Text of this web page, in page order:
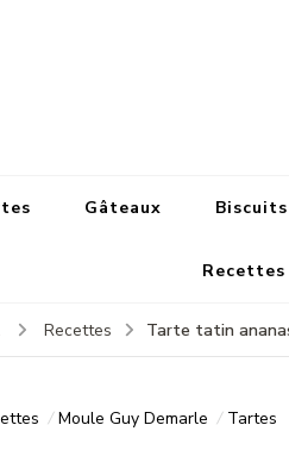
Gâteaux Biscuits
Recettes
Recettes Tarte tatin
Moule Guy Demarle Tartes